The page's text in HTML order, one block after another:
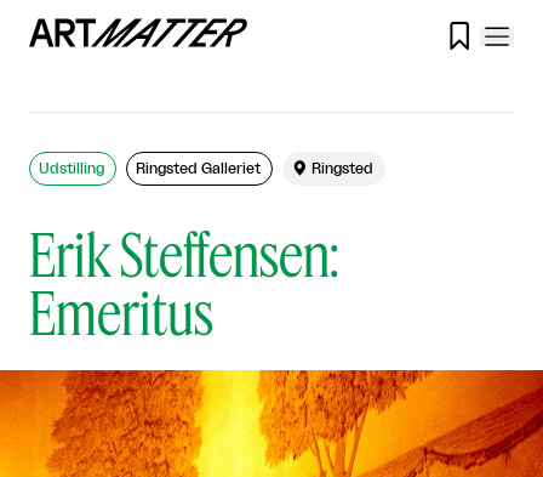

Erik Steffensen:
Emeritus
Udstilling Ringsted Galleriet  Ringsted